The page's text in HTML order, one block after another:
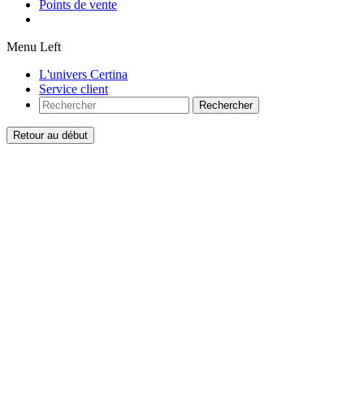
Points de vente
Menu Left
L'univers Certina
Service client
Rechercher
Retour au début